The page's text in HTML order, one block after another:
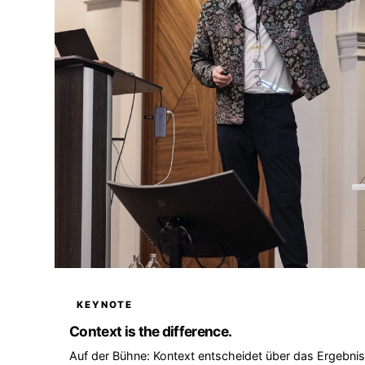
KEYNOTE
Context is the difference.
Auf der Bühne: Kontext entscheidet über das